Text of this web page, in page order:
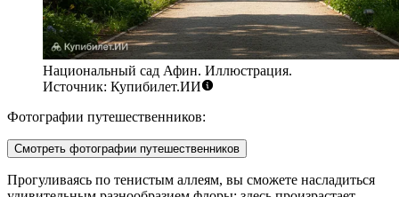
Национальный сад Афин. Иллюстрация.
Источник: Купибилет.ИИ
Фотографии путешественников:
Смотреть фотографии путешественников
Прогуливаясь по тенистым аллеям, вы сможете насладиться